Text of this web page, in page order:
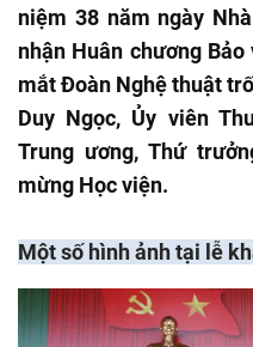
niệm 38 năm ngày
nhận Huân chương
mắt Đoàn Nghệ thuật
Duy Ngọc, Ủy viên
Trung ương, Thứ
mừng Học viện.
Một số hình ảnh tại lễ